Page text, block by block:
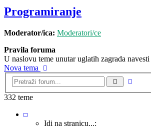
Programiranje
Moderator/ica: Moderatori/ce
Pravila foruma
U naslovu teme unutar uglatih zagrada
Nova tema
Pretražnik
332 teme
Stranica:
14 Idi na stranicu...: